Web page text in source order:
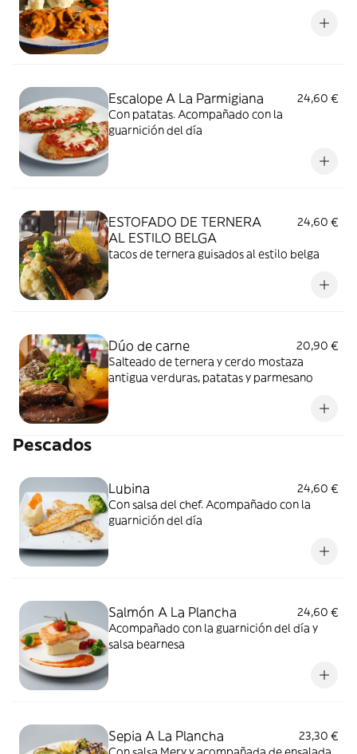
Escalope A La Parmigiana
24,60 €
Con patatas. Acompañado con la
guarnición del día
ESTOFADO DE TERNERA
AL ESTILO BELGA
24,60 €
tacos de ternera guisados al estilo belga
Dúo de carne
20,90 €
Salteado de ternera y cerdo mostaza
antigua verduras, patatas y parmesano
Pescados
Lubina
24,60 €
Con salsa del chef. Acompañado con la
guarnición del día
Salmón A La Plancha
24,60 €
Acompañado con la guarnición del día y
salsa bearnesa
Sepia A La Plancha
23,30 €